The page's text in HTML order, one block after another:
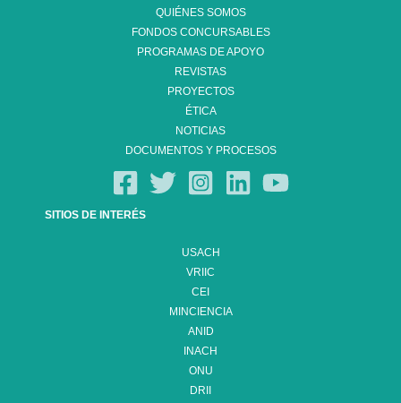
QUIÉNES SOMOS
FONDOS CONCURSABLES
PROGRAMAS DE APOYO
REVISTAS
PROYECTOS
ÉTICA
NOTICIAS
DOCUMENTOS Y PROCESOS
SITIOS DE INTERÉS
USACH
VRIIC
CEI
MINCIENCIA
ANID
INACH
ONU
DRII